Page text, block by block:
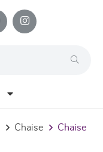
chaise chaise